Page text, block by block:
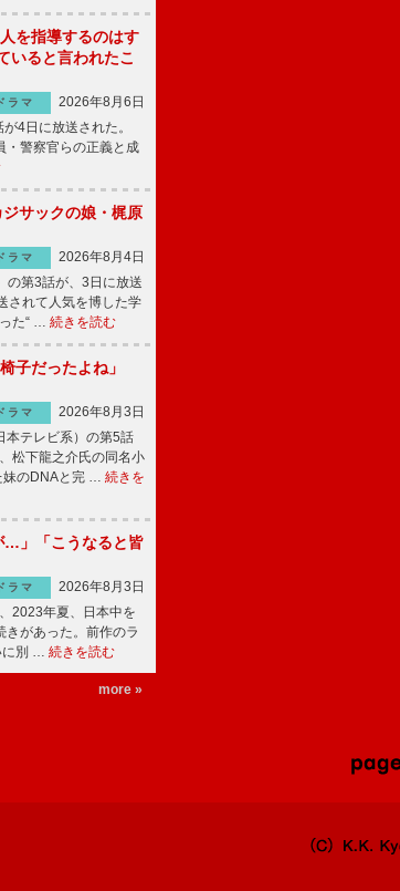
を指導するのはす
いると言われたこ
ドラマ
2026年8月6日
4日に放送された。
警察官らの正義と成
サックの娘・梶原
ドラマ
2026年8月4日
の第3話が、3日に放送
れて人気を博した学
た“ … 続きを読む
子だったよね」
ドラマ
2026年8月3日
本テレビ系）の第5話
松下龍之介氏の同名小
妹のDNAと完 … 続きを
…」「こうなると皆
ドラマ
2026年8月3日
2023年夏、日本中を
があった。前作のラ
に別 … 続きを読む
more »